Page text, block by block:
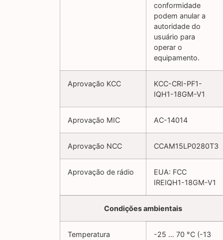
conformidade
podem anular a
autoridade do
usuário para
operar o
equipamento.
Aprovação KCC
KCC-CRI-PF1-
IQH1-18GM-V1
Aprovação MIC AC-14014
Aprovação NCC CCAM15LP0280T3
Aprovação de rádio
EUA: FCC
IREIQH1-18GM-V1
Condições ambientais
Temperatura
-25 … 70 °C (-13